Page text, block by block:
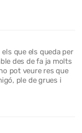
que els queda per
des de fa ja molts
pot veure res que
ple de grues i